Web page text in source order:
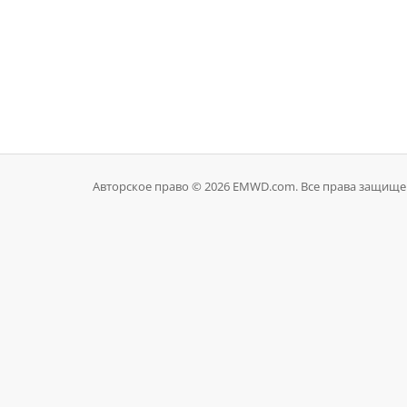
Авторское право © 2026 EMWD.com. Все права